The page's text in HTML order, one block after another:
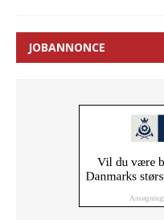
JOBANNONCE